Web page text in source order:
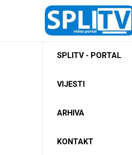
SPLITV - PORTAL
VIJESTI
ARHIVA
KONTAKT